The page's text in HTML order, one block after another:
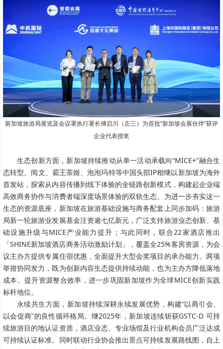
新加坡旅游局展览及会议署执行署长傅启川（左三）为首批“新加坡会展伙伴”获评
企业代表授奖
生态创新方面，新加坡持续推动从单一活动承载向“MICE+”融合生
态转型。阅文、霸王茶姬、泡泡玛特等中国头部IP相继以新加坡为海外
首发站，探索从内容传播到线下体验的全链路创新模式，构建起企业端
高效商务协作与消费者端深度场景体验的双轨生态。为进一步夯实这一
生态的资源底座，新加坡在旅游基础设施与商务配套上同步加码：旅游
局新一轮旅游业发展基金注资逾七亿新元，广泛支持旅游业态创新、基
础设施升级与MICE产业能力提升；与此同时，联合22家酒店推出
「SHINE新加坡酒店商务活动激励计划」，覆盖全25%客房资源，为会
议主办方提供专属住宿优惠，全面提升大型会奖项目的承办能力。两项
举措协同发力，既为创新内容生态提供持续动能，也为主办方降低落地
成本、提升资源整合效率，进一步巩固新加坡作为全球MICE创新实践
标杆地位。
永续共生方面，新加坡持续深耕永续发展优势，构建“以商引会、
以会促商”的良性循环格局。继2025年，新加坡连续斩获GSTC-D 可持
续旅游目的地认证资质，酒店业态、专业场馆及行业机构会员广泛达成
可持续认证标准。同时联动行业协会推出景点可持续发展路线图，自上